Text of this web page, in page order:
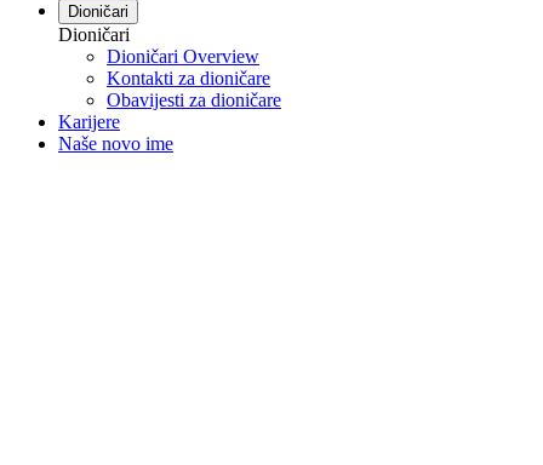
Dioničari
Dioničari
Dioničari Overview
Kontakti za dioničare
Obavijesti za dioničare
Karijere
Naše novo ime